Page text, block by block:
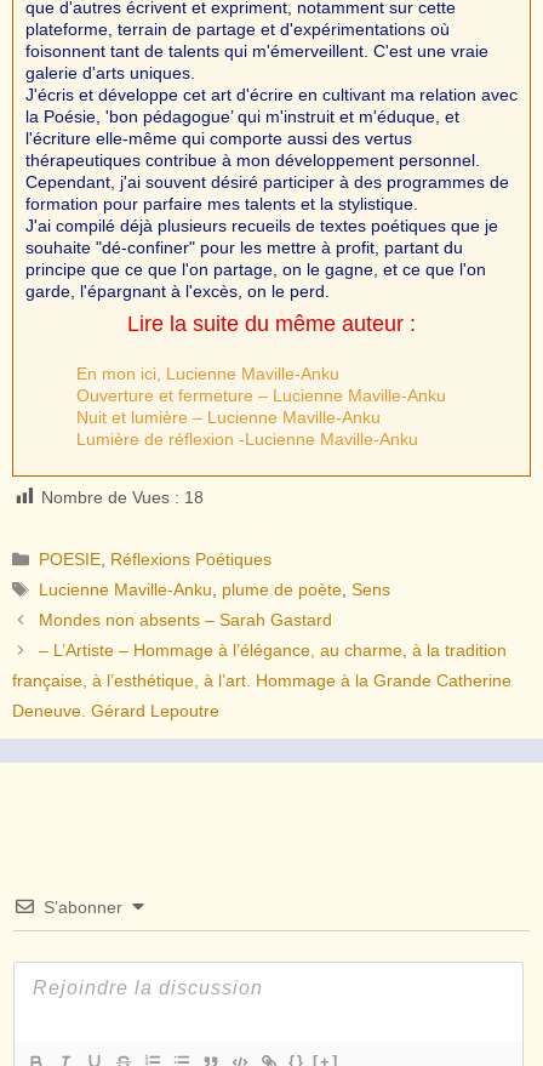
que d'autres écrivent et expriment, notamment sur cette
plateforme, terrain de partage et d'expérimentations où
foisonnent tant de talents qui m'émerveillent. C'est une vraie
galerie d'arts uniques.
J'écris et développe cet art d'écrire en cultivant ma relation avec
la Poésie, 'bon pédagogue’ qui m'instruit et m'éduque, et
l'écriture elle-même qui comporte aussi des vertus
thérapeutiques contribue à mon développement personnel.
Cependant, j'ai souvent désiré participer à des programmes de
formation pour parfaire mes talents et la stylistique.
J'ai compilé déjà plusieurs recueils de textes poétiques que je
souhaite "dé-confiner" pour les mettre à profit, partant du
principe que ce que l'on partage, on le gagne, et ce que l'on
garde, l'épargnant à l'excès, on le perd.
Lire la suite du même auteur :
En mon ici, Lucienne Maville-Anku
Ouverture et fermeture – Lucienne Maville-Anku
Nuit et lumière – Lucienne Maville-Anku
Lumière de réflexion -Lucienne Maville-Anku
Nombre de Vues : 18
Catégories
POESIE Réflexions Poétiques
Étiquettes
Lucienne Maville-Anku plume de poète ,Sens
Mondes non absents – Sarah Gastard
– L’Artiste – Hommage à l’élégance, au charme, à la tradition
française, à l’esthétique, à l’art. Hommage à la Grande Catherine
Deneuve. Gérard Lepoutre
S’abonner
{} [+]